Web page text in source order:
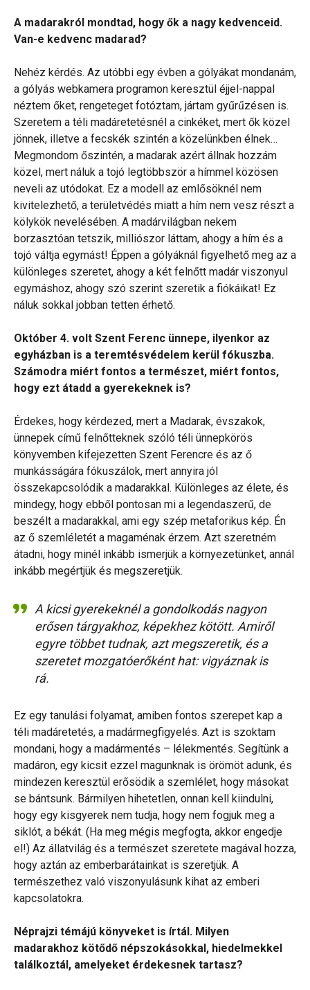
A madarakról mondtad, hogy ők a nagy kedvenceid.
Van-e kedvenc madarad?
Nehéz kérdés. Az utóbbi egy évben a gólyákat mondanám,
a gólyás webkamera programon keresztül éjjel-nappal
néztem őket, rengeteget fotóztam, jártam gyűrűzésen is.
Szeretem a téli madáretetésnél a cinkéket, mert ők közel
jönnek, illetve a fecskék szintén a közelünkben élnek…
Megmondom őszintén, a madarak azért állnak hozzám
közel, mert náluk a tojó legtöbbször a hímmel közösen
neveli az utódokat. Ez a modell az emlősöknél nem
kivitelezhető, a területvédés miatt a hím nem vesz részt a
kölykök nevelésében. A madárvilágban nekem
borzasztóan tetszik, milliószor láttam, ahogy a hím és a
tojó váltja egymást! Éppen a gólyáknál figyelhető meg az a
különleges szeretet, ahogy a két felnőtt madár viszonyul
egymáshoz, ahogy szó szerint szeretik a fiókáikat! Ez
náluk sokkal jobban tetten érhető.
Október 4. volt Szent Ferenc ünnepe, ilyenkor az
egyházban is a teremtésvédelem kerül fókuszba.
Számodra miért fontos a természet, miért fontos,
hogy ezt átadd a gyerekeknek is?
Érdekes, hogy kérdezed, mert a Madarak, évszakok,
ünnepek című felnőtteknek szóló téli ünnepkörös
könyvemben kifejezetten Szent Ferencre és az ő
munkásságára fókuszálok, mert annyira jól
összekapcsolódik a madarakkal. Különleges az élete, és
mindegy, hogy ebből pontosan mi a legendaszerű, de
beszélt a madarakkal, ami egy szép metaforikus kép. Én
az ő szemléletét a magaménak érzem. Azt szeretném
átadni, hogy minél inkább ismerjük a környezetünket, annál
inkább megértjük és megszeretjük.
A kicsi gyerekeknél a gondolkodás nagyon
erősen tárgyakhoz, képekhez kötött. Amiről
egyre többet tudnak, azt megszeretik, és a
szeretet mozgatóerőként hat: vigyáznak is
rá.
Ez egy tanulási folyamat, amiben fontos szerepet kap a
téli madáretetés, a madármegfigyelés. Azt is szoktam
mondani, hogy a madármentés – lélekmentés. Segítünk a
madáron, egy kicsit ezzel magunknak is örömöt adunk, és
mindezen keresztül erősödik a szemlélet, hogy másokat
se bántsunk. Bármilyen hihetetlen, onnan kell kiindulni,
hogy egy kisgyerek nem tudja, hogy nem fogjuk meg a
siklót, a békát. (Ha meg mégis megfogta, akkor engedje
el!) Az állatvilág és a természet szeretete magával hozza,
hogy aztán az emberbarátainkat is szeretjük. A
természethez való viszonyulásunk kihat az emberi
kapcsolatokra.
Néprajzi témájú könyveket is írtál. Milyen
madarakhoz kötődő népszokásokkal, hiedelmekkel
találkoztál, amelyeket érdekesnek tartasz?